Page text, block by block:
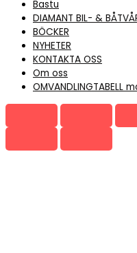
Bastu
DIAMANT BIL- &
BÖCKER
NYHETER
KONTAKTA OSS
Om oss
OMVANDLINGTABELL